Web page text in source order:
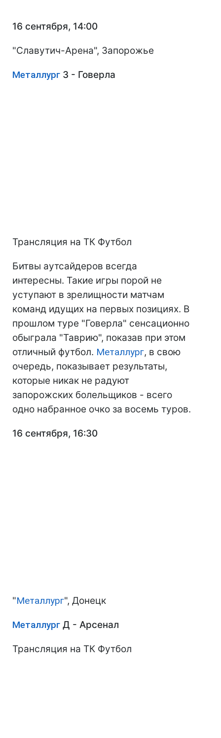
16 сентября, 14:00
"Славутич-Арена", Запорожье
Металлург З - Говерла
Трансляция на ТК Футбол
Битвы аутсайдеров всегда
интересны. Такие игры порой не
уступают в зрелищности матчам
команд идущих на первых позициях. В
прошлом туре "Говерла" сенсационно
обыграла "Таврию", показав при этом
отличный футбол. Металлург, в свою
очередь, показывает результаты,
которые никак не радуют
запорожских болельщиков - всего
одно набранное очко за восемь туров.
16 сентября, 16:30
"Металлург", Донецк
Металлург Д - Арсенал
Трансляция на ТК Футбол